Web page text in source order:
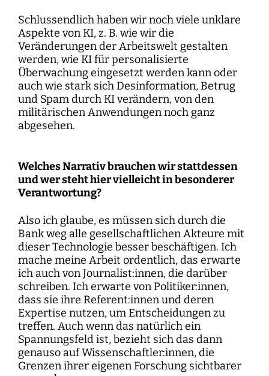
Schlussendlich haben wir noch viele unklare
Aspekte von KI, z. B. wie wir die
Veränderungen der Arbeitswelt gestalten
werden, wie KI für personalisierte
Überwachung eingesetzt werden kann oder
auch wie stark sich Desinformation, Betrug
und Spam durch KI verändern, von den
militärischen Anwendungen noch ganz
abgesehen.
Welches Narrativ brauchen wir stattdessen
und wer steht hier vielleicht in besonderer
Verantwortung?
Also ich glaube, es müssen sich durch die
Bank weg alle gesellschaftlichen Akteure mit
dieser Technologie besser beschäftigen. Ich
mache meine Arbeit ordentlich, das erwarte
ich auch von Journalist:innen, die darüber
schreiben. Ich erwarte von Politiker:innen,
dass sie ihre Referent:innen und deren
Expertise nutzen, um Entscheidungen zu
treffen. Auch wenn das natürlich ein
Spannungsfeld ist, bezieht sich das dann
genauso auf Wissenschaftler:innen, die
Grenzen ihrer eigenen Forschung sichtbarer